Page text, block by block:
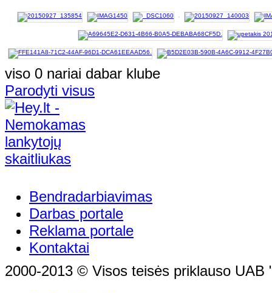
viso 0 nariai dabar klube
Parodyti visus
Bendradarbiavimas
Darbas portale
Reklama portale
Kontaktai
2000-2013 © Visos teisės priklauso UAB